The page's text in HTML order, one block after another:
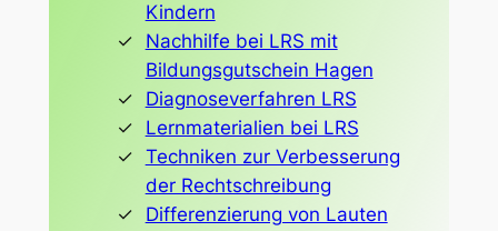
Kindern
Nachhilfe bei LRS mit
Bildungsgutschein Hagen
Diagnoseverfahren LRS
Lernmaterialien bei LRS
Techniken zur Verbesserung
der Rechtschreibung
Differenzierung von Lauten